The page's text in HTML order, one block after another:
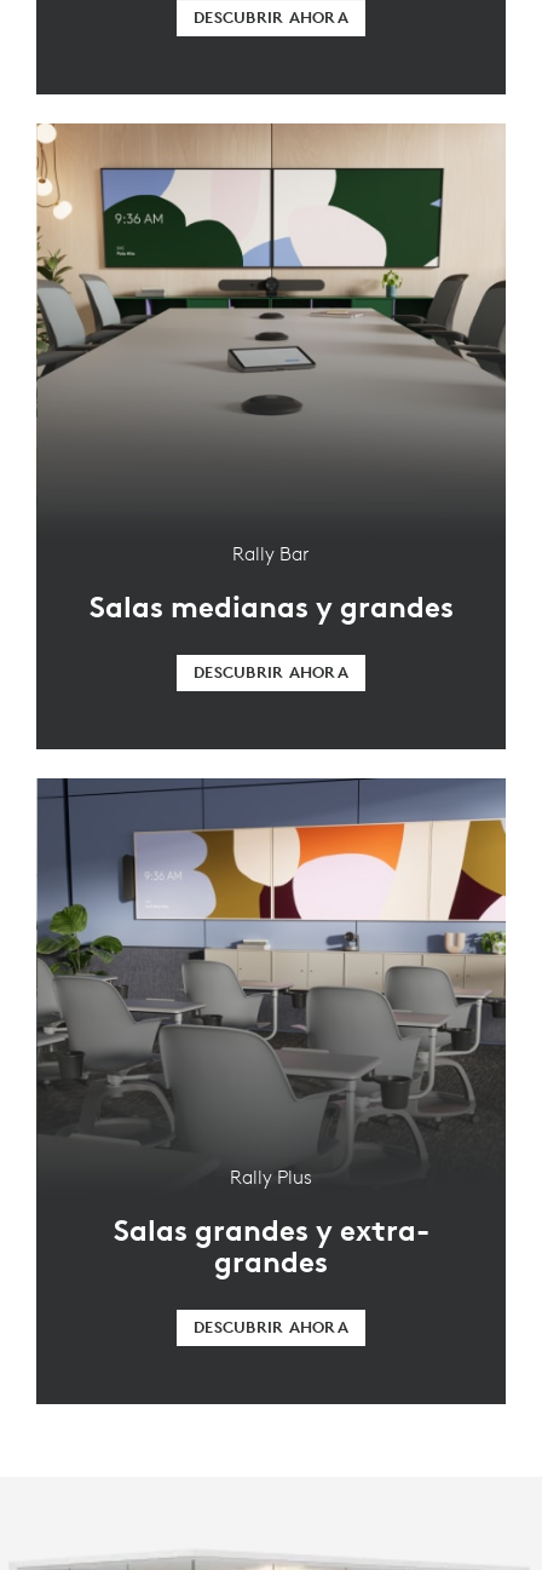
DESCUBRIR AHORA
Rally Bar
Salas medianas y grandes
DESCUBRIR AHORA
Rally Plus
Salas grandes y extra-
grandes
DESCUBRIR AHORA